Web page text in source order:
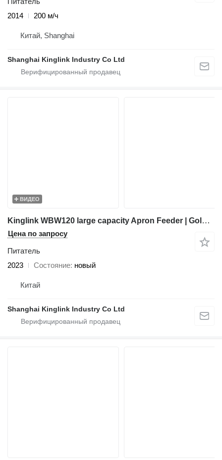
2014
200 м/ч
Китай, Shanghai
Shanghai Kinglink Industry Co Ltd
ВИДЕО
Kinglink WBW120 large capacity Apron Feeder | Gold Ore
Цена по запросу
Питатель
2023
Состояние новый
Китай
Shanghai Kinglink Industry Co Ltd